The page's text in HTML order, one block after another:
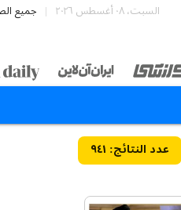
السبت، ٠٨ أغسطس ٢٠٢٦ جميع
۹٤۱